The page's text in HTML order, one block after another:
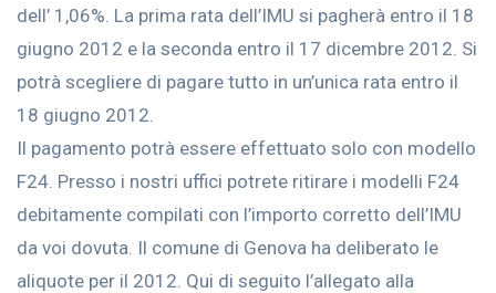
dell’ 1,06%. La prima rata dell’IMU si pagherà entro il 18
giugno 2012 e la seconda entro il 17 dicembre 2012. Si
potrà scegliere di pagare tutto in un’unica rata entro il
18 giugno 2012.
Il pagamento potrà essere effettuato solo con modello
F24. Presso i nostri uffici potrete ritirare i modelli F24
debitamente compilati con l’importo corretto dell’IMU
da voi dovuta. Il comune di Genova ha deliberato le
aliquote per il 2012. Qui di seguito l’allegato alla